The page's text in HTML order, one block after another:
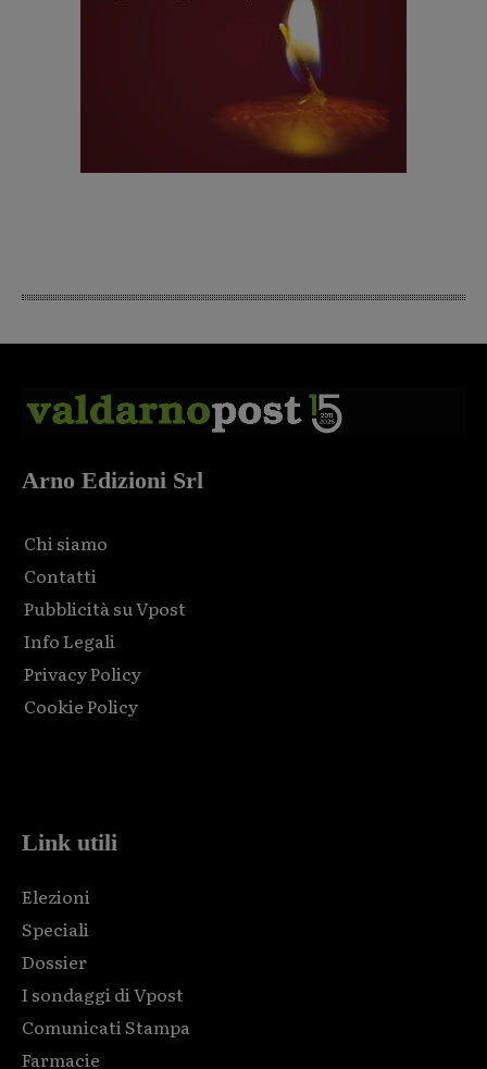
Arno Edizioni Srl
Chi siamo
Contatti
Pubblicità su Vpost
Info Legali
Privacy Policy
Cookie Policy
Link utili
Elezioni
Speciali
Dossier
I sondaggi di Vpost
Comunicati Stampa
Farmacie